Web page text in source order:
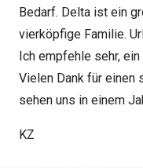
Bedarf. Delta ist ein
vierköpfige Familie.
Ich empfehle sehr,
Vielen Dank für einen
sehen uns in einem
KZ